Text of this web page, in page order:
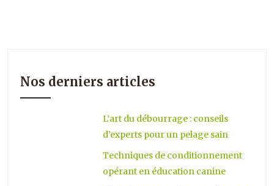
Nos derniers articles
L’art du débourrage : conseils
d’experts pour un pelage sain
Techniques de conditionnement
opérant en éducation canine